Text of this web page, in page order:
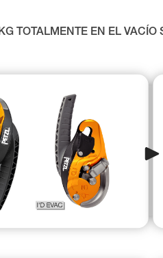
TOTALMENTE EN EL VACÍO